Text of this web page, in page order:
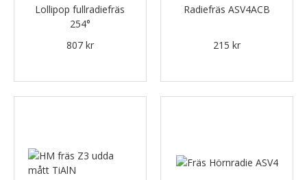
Lollipop fullradiefräs
254°
807 kr
Radiefräs ASV4ACB
215 kr